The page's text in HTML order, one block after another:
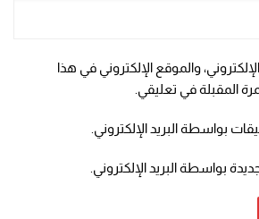
والموقع الإلكتروني في هذا
المقبلة في تعليقي.
بواسطة البريد الإلكتروني.
بواسطة البريد الإلكتروني.